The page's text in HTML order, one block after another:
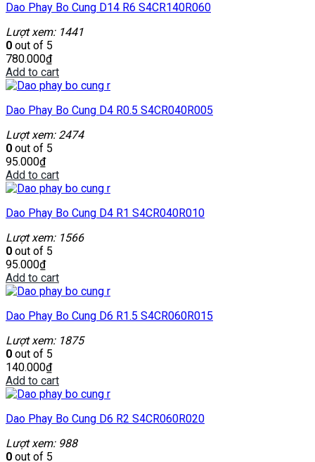
Dao Phay Bo Cung D14 R6 S4CR140R060
Lượt xem: 1441
0 out of 5
780.000₫
Add to cart
Dao Phay Bo Cung D4 R0.5 S4CR040R005
Lượt xem: 2474
0 out of 5
95.000₫
Add to cart
Dao Phay Bo Cung D4 R1 S4CR040R010
Lượt xem: 1566
0 out of 5
95.000₫
Add to cart
Dao Phay Bo Cung D6 R1.5 S4CR060R015
Lượt xem: 1875
0 out of 5
140.000₫
Add to cart
Dao Phay Bo Cung D6 R2 S4CR060R020
Lượt xem: 988
0 out of 5